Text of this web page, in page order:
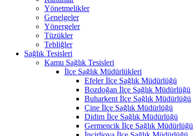
Yönetmelikler
Genelgeler
Yönergeler
Tüzükler
Tebliğler
Sağlık Tesisleri
Kamu Sağlık Tesisleri
İlçe Sağlık Müdürlükleri
Efeler İlçe Sağlık Müdürlüğü
Bozdoğan İlçe Sağlık Müdürlüğü
Buharkent İlçe Sağlık Müdürlüğü
Çine İlçe Sağlık Müdürlüğü
Didim İlçe Sağlık Müdürlüğü
Germencik İlçe Sağlık Müdürlüğü